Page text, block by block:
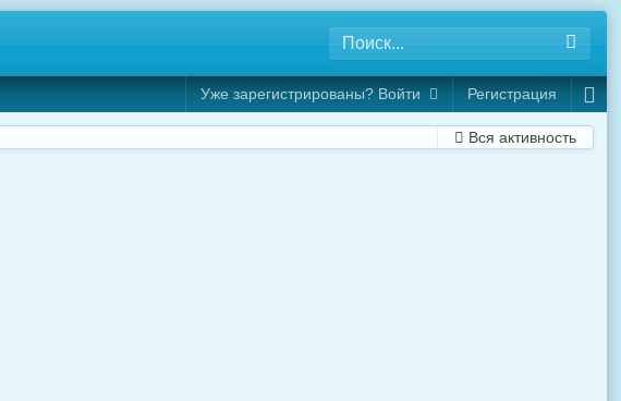
Уже зарегистрированы? Войти Регистрация
Вся активность